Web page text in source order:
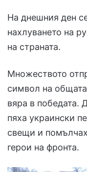
На днешния ден
нахлуването на
на страната.
Множеството
символ на
вяра в победата.
пяха украински
свещи и
герои на фронта.